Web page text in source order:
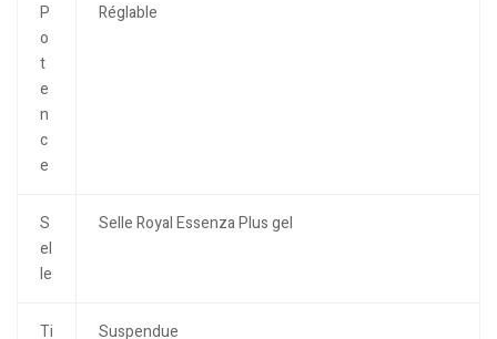
P
o
t
e
n
c
e
Réglable
S
el
le
Selle Royal Essenza Plus gel
Ti
Suspendue